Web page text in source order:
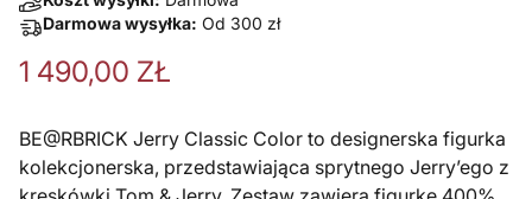
Darmowa wysyłka: Od 300 zł
1 490,00 ZŁ
BE@RBRICK Jerry Classic Color to designerska figurka
kolekcjonerska, przedstawiająca sprytnego Jerry’ego z